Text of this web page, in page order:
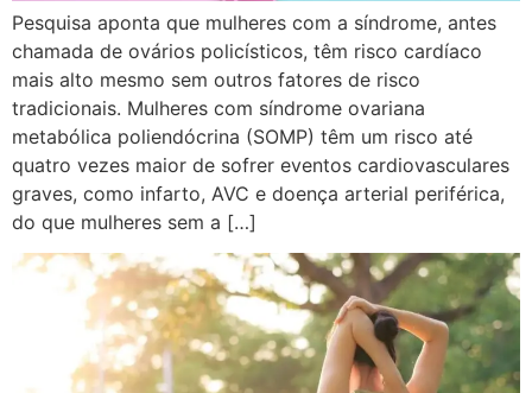
Pesquisa aponta que mulheres com a síndrome, antes
chamada de ovários policísticos, têm risco cardíaco
mais alto mesmo sem outros fatores de risco
tradicionais. Mulheres com síndrome ovariana
metabólica poliendócrina (SOMP) têm um risco até
quatro vezes maior de sofrer eventos cardiovasculares
graves, como infarto, AVC e doença arterial periférica,
do que mulheres sem a […]